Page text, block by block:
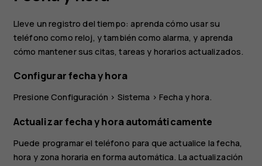
de
Nokia 1
Lleve un registro del tiempo: aprenda cómo usar su
teléfono como reloj, y también como alarma, y aprenda
cómo mantener sus citas, tareas y horarios actualizados.
Configurar fecha y hora
PresioneConfiguración > Sistema > Fecha y hora.
Actualizar fecha y hora automáticamente
Puede programar el teléfono para que actualice la fecha,
hora y zona horaria en forma automática. La actualización